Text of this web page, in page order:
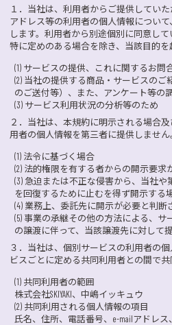
１． 当社は、利用者からご提供してい
アドレス等の利用者の個人情報につい
します。利用者から別途個別に同意し
特に定めのある場合を除き、当該目的を
(1) サービスの提供、これに関するお問
(2) 当社の提供する商品・サービスの
のご送付等）、また、アンケート等の
(3) サービス利用状況の分析等のため
２． 当社は、本規約に明示される場合
用者の個人情報を第三者に提供しません
(1) 法令に基づく場合
(2) 法的権限を有する者からの開示要求
(3) 急迫または不正な侵害から、当社
を回復するために止むを得ず開示する
(4) 業務上、委託先に開示が必要と判断
(5) 事業の承継その他の方法による、
の譲渡に伴って、当該譲渡先に対して
３． 当社は、個別サービスの利用者の
ビスごとに定める共同利用者との間で共
(1) 共同利用者の範囲
株式会社SKIYAKI、中嶋イッキュウ
(2) 共同利用される個人情報の項目
氏名、住所、電話番号、e-mailアドレ